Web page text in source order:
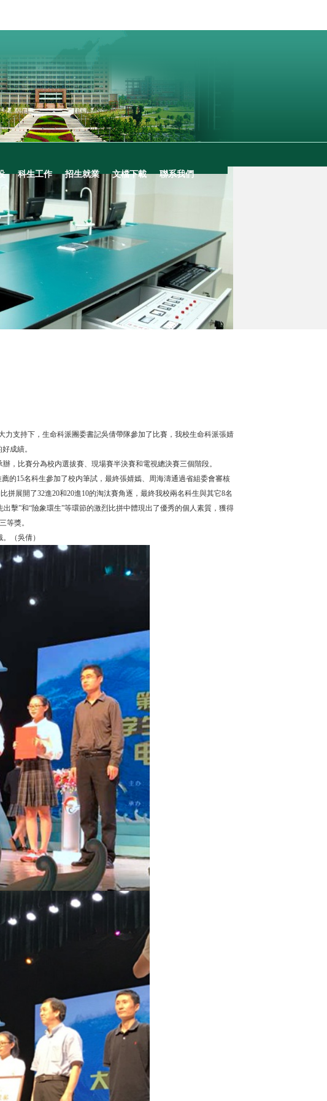
科生工作 招生就業 文檔下載 聯系我們
支持下，生命科派團委書記吳倩帶隊參加了比賽，我校生命科派張婧
成績。
，比賽分為校内選拔賽、現場賽半決賽和電視總決賽三個階段。
的15名科生參加了校内筆試，最終張婧嫣、周海濤通過省組委會審核
拼展開了32進20和20進10的淘汰賽角逐，最終我校兩名科生與其它8名
擊”和“險象環生”等環節的激烈比拼中體現出了優秀的個人素質，獲得
等獎。
（吳倩）